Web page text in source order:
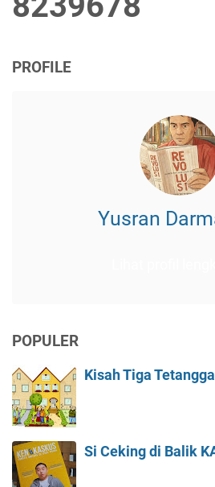
PROFILE
Yusran
POPULER
Kisah Tiga
Si Ceking di Balik